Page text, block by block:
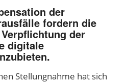
der
fordern die
der
digitale
Stellungnahme hat sich